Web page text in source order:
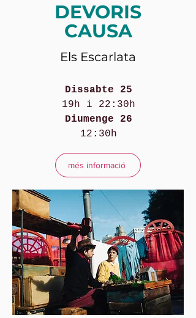
DEVORIS
CAUSA
Els Escarlata
Dissabte 25
19h i 22:30h
Diumenge 26
12:30h
més informació